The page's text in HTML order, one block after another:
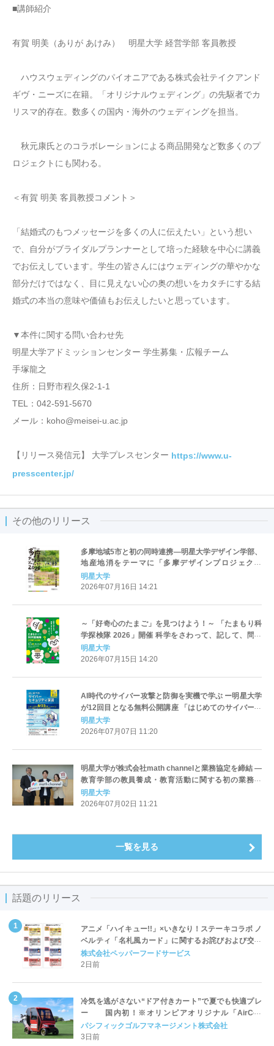
■講師紹介
有賀 明美（ありが あけみ） 明星大学 経営学部 客員教授
ハウスウェディングのパイオニアである株式会社テイクアンド
ギヴ・ニーズに在籍。「オリジナルウェディング」の先駆者でカ
リスマ的存在。数多くの国内・海外のウェディングを担当。
秋元康氏とのコラボレーションによる商品開発など数多くのプ
ロジェクトにも関わる。
＜有賀 明美 客員教授コメント＞
「結婚式のもつメッセージを多くの人に伝えたい」という想い
で、自分がブライダルプランナーとして培った経験を中心に講義
でお伝えしています。学生の皆さんにはウェディングの華やかな
部分だけではなく、目に見えない心の奥の想いをカタチにする結
婚式の本当の意味や価値もお伝えしたいと思っています。
▼本件に関する問い合わせ先
明星大学アドミッションセンター 学生募集・広報チーム
手塚龍之
住所：日野市程久保2-1-1
TEL：042-591-5670
メール：koho@meisei-u.ac.jp
【リリース発信元】 大学プレスセンター https://www.u-
presscenter.jp/
その他のリリース
多摩地域5市と初の同時連携―明星大学デザイン学部、
地産地消をテーマに「多摩デザインプロジェクト
2026」最終発表会を開催
明星大学
2026年07月16日 14:21
～「好奇心のたまご」を見つけよう！～ 「たまもり科
学探検隊 2026」開催 科学をさわって、記して、問い
を持ち帰ろう
明星大学
2026年07月15日 14:20
AI時代のサイバー攻撃と防御を実機で学ぶ ー明星大学
が12回目となる無料公開講座 「はじめてのサイバーセ
キュリティ演習」を開催
明星大学
2026年07月07日 11:20
明星大学が株式会社math channelと業務協定を締結 ―
教育学部の教員養成・教育活動に関する初の業務提
携、「数学のお兄さん」 横山明日希氏と連携
明星大学
2026年07月02日 11:21
一覧を見る
話題のリリース
アニメ「ハイキュー!!」×いきなり！ステーキコラボ ノ
ベルティ「名札風カード」に関するお詫びおよび交換
対応についてのご案内
株式会社ペッパーフードサービス
2日前
冷気を逃がさない“ドア付きカート”で夏でも快適プレ
ー 国内初！※オリンピアオリジナル「AirCon
Cart（エアコンカート）」導入 | ＰＧＭ
パシフィックゴルフマネージメント株式会社
3日前